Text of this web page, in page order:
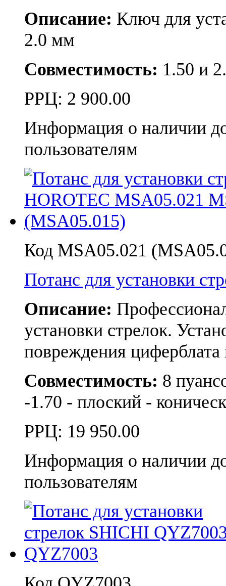
Описание: Ключ для
2.0 мм
Совместимость: 1.50 и
РРЦ: 2 900.00
Информация о наличии
пользователям
Код MSA05.021
Потанс для установки
Описание:
установки стрелок.
повреждения
Совместимость: 8
-1.70 - плоский -
РРЦ: 19 950.00
Информация о наличии
пользователям